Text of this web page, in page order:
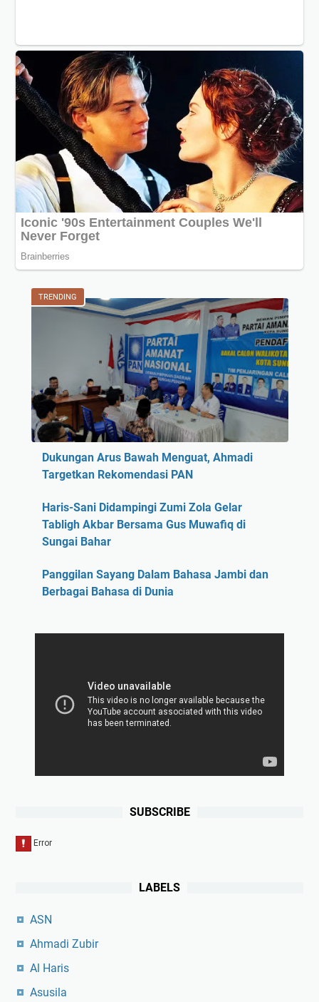
TRENDING
Dukungan Arus Bawah Menguat, Ahmadi
Targetkan Rekomendasi PAN
Haris-Sani Didampingi Zumi Zola Gelar
Tabligh Akbar Bersama Gus Muwafiq di
Sungai Bahar
Panggilan Sayang Dalam Bahasa Jambi dan
Berbagai Bahasa di Dunia
SUBSCRIBE
LABELS
ASN
Ahmadi Zubir
Al Haris
Asusila